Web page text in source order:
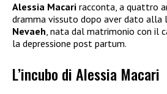
Alessia Macari racconta, a quattro
dramma vissuto dopo aver dato alla
Nevaeh, nata dal matrimonio con il
la depressione post partum.
L’incubo di Alessia Macari